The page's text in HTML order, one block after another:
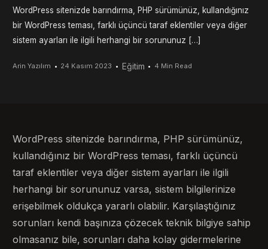
WordPress sitenizde barındırma, PHP sürümünüz, kullandığınız
bir WordPress teması, farklı üçüncü taraf eklentiler veya diğer
sistem ayarları ile ilgili herhangi bir sorununuz […]
Arin Yazılım 24 Kasım 2023 Eğitim 4 Min Read
WordPress sitenizde barındırma, PHP sürümünüz,
kullandığınız bir WordPress teması, farklı üçüncü
taraf eklentiler veya diğer sistem ayarları ile ilgili
herhangi bir sorununuz varsa, sistem bilgilerinize
erişebilmek oldukça yararlı olabilir. Karşılaştığınız
sorunları kendi başınıza çözecek teknik bilgiye sahip
olmasanız bile, sorunları daha kolay gidermelerine